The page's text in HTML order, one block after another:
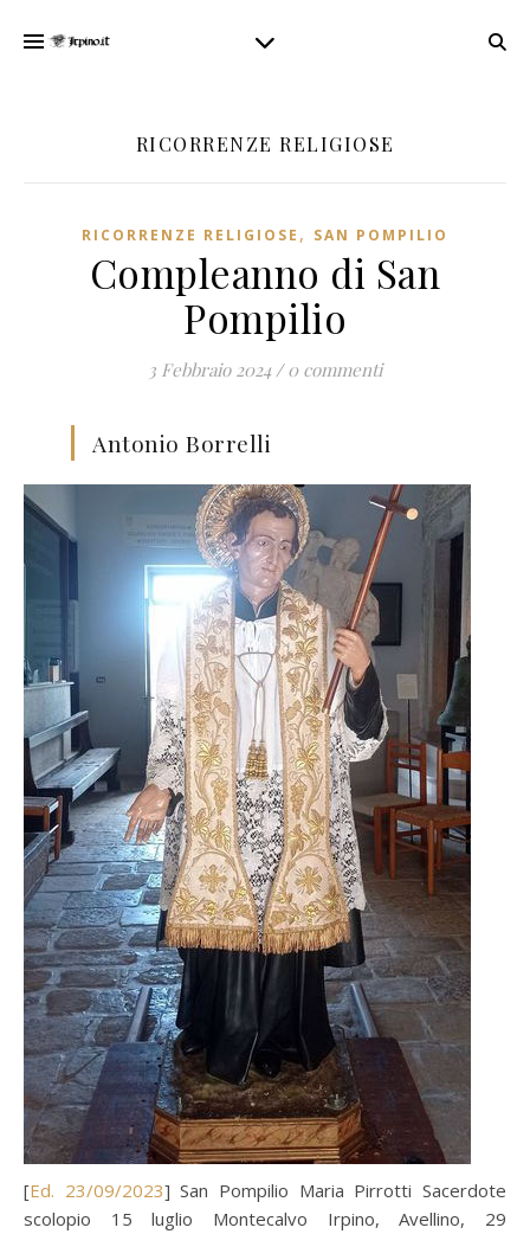
RICORRENZE RELIGIOSE
RICORRENZE RELIGIOSE , SAN POMPILIO
Compleanno di San
Pompilio
3 Febbraio 2024 / 0 commenti
Antonio Borrelli
[ Ed. 23/09/2023] San Pompilio Maria Pirrotti Sacerdote
scolopio 15 luglio Montecalvo Irpino, Avellino, 29